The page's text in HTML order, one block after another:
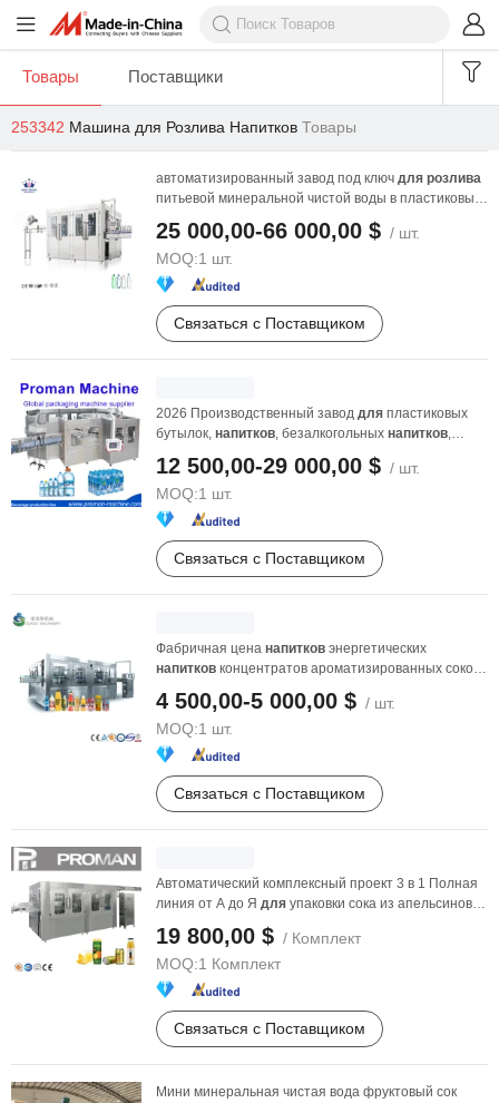
Товары Поставщики
253342 Машина для Розлива Напитков Товары
автоматизированный завод под ключ для розлива
питьевой минеральной чистой воды в пластиковые
25 000,00-66 000,00 $ / шт.
MOQ:1 шт.
Связаться с Поставщиком
2026 Производственный завод для пластиковых
бутылок, напитков, безалкогольных напитков,
12 500,00-29 000,00 $ / шт.
MOQ:1 шт.
Связаться с Поставщиком
Фабричная цена напитков энергетических
напитков концентратов ароматизированных соков
4 500,00-5 000,00 $ / шт.
MOQ:1 шт.
Связаться с Поставщиком
Автоматический комплексный проект 3 в 1 Полная
линия от А до Я для упаковки сока из апельсинов и
19 800,00 $ / Комплект
MOQ:1 Комплект
Связаться с Поставщиком
Мини минеральная чистая вода фруктовый сок